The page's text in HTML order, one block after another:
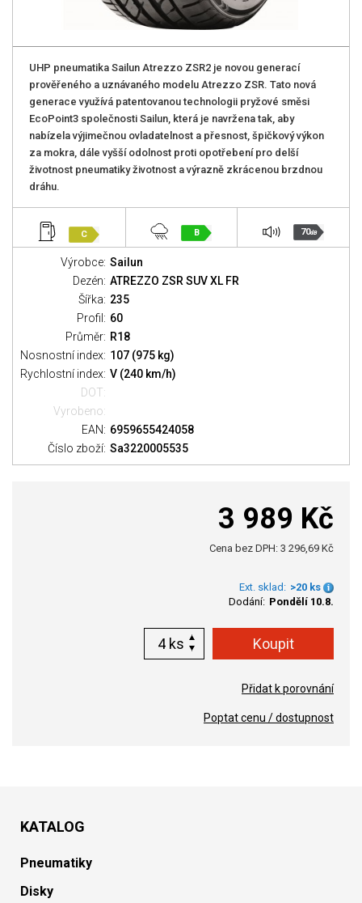
UHP pneumatika Sailun Atrezzo ZSR2 je novou generací
prověřeného a uznávaného modelu Atrezzo ZSR. Tato nová
generace využívá patentovanou technologii pryžové směsi
EcoPoint3 společnosti Sailun, která je navržena tak, aby
nabízela výjimečnou ovladatelnost a přesnost, špičkový výkon
za mokra, dále vyšší odolnost proti opotřebení pro delší
životnost pneumatiky životnost a výrazně zkrácenou brzdnou
dráhu.
C B 70dB
Výrobce: Sailun
Dezén: ATREZZO ZSR SUV XL FR
Šířka: 235
Profil: 60
Průměr: R18
Nosnostní index: 107 (975 kg)
Rychlostní index: V (240 km/h)
DOT:
Vyrobeno:
EAN: 6959655424058
Číslo zboží: Sa3220005535
3 989 Kč
Cena bez DPH: 3 296,69 Kč
Ext. sklad: >20 ks
Dodání: Pondělí 10.8.
ks
Přidat k porovnání
Poptat cenu / dostupnost
KATALOG
Pneumatiky
Disky